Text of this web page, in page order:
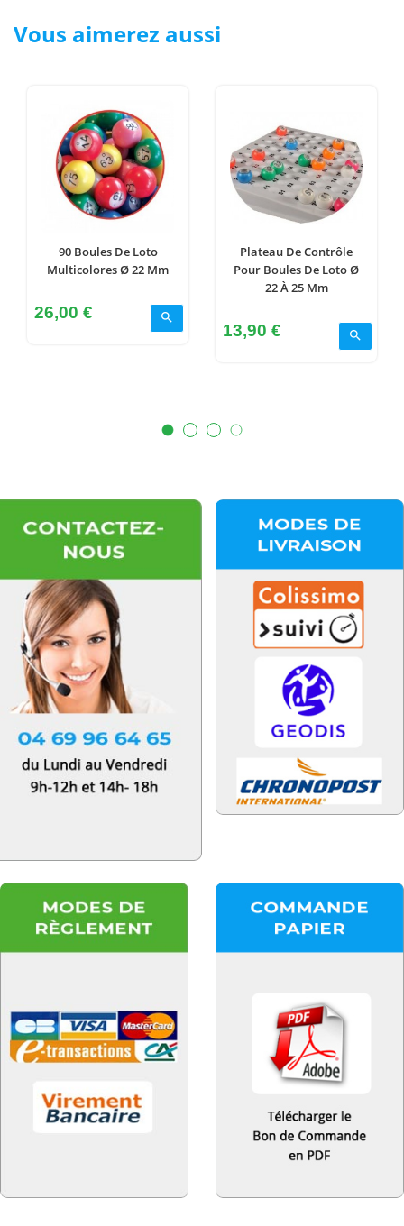
Vous aimerez aussi
90 Boules De Loto
Multicolores Ø 22 Mm
Prix
26,00 € search
Plateau De Contrôle
Pour Boules De Loto Ø
22 À 25 Mm
Prix
13,90 € search